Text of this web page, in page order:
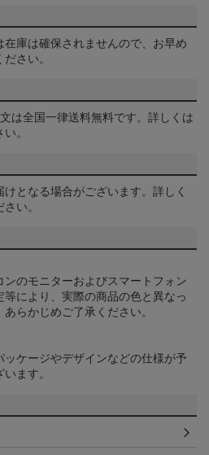
庫は確保されませんので、お早め
さい。
は全国一律送料無料です。詳しくは
。
となる場合がございます。詳しく
い。
のモニターおよびスマートフォン
により、実際の商品の色と異なっ
らかじめご了承ください。
ケージやデザインなどの仕様が予
ます。